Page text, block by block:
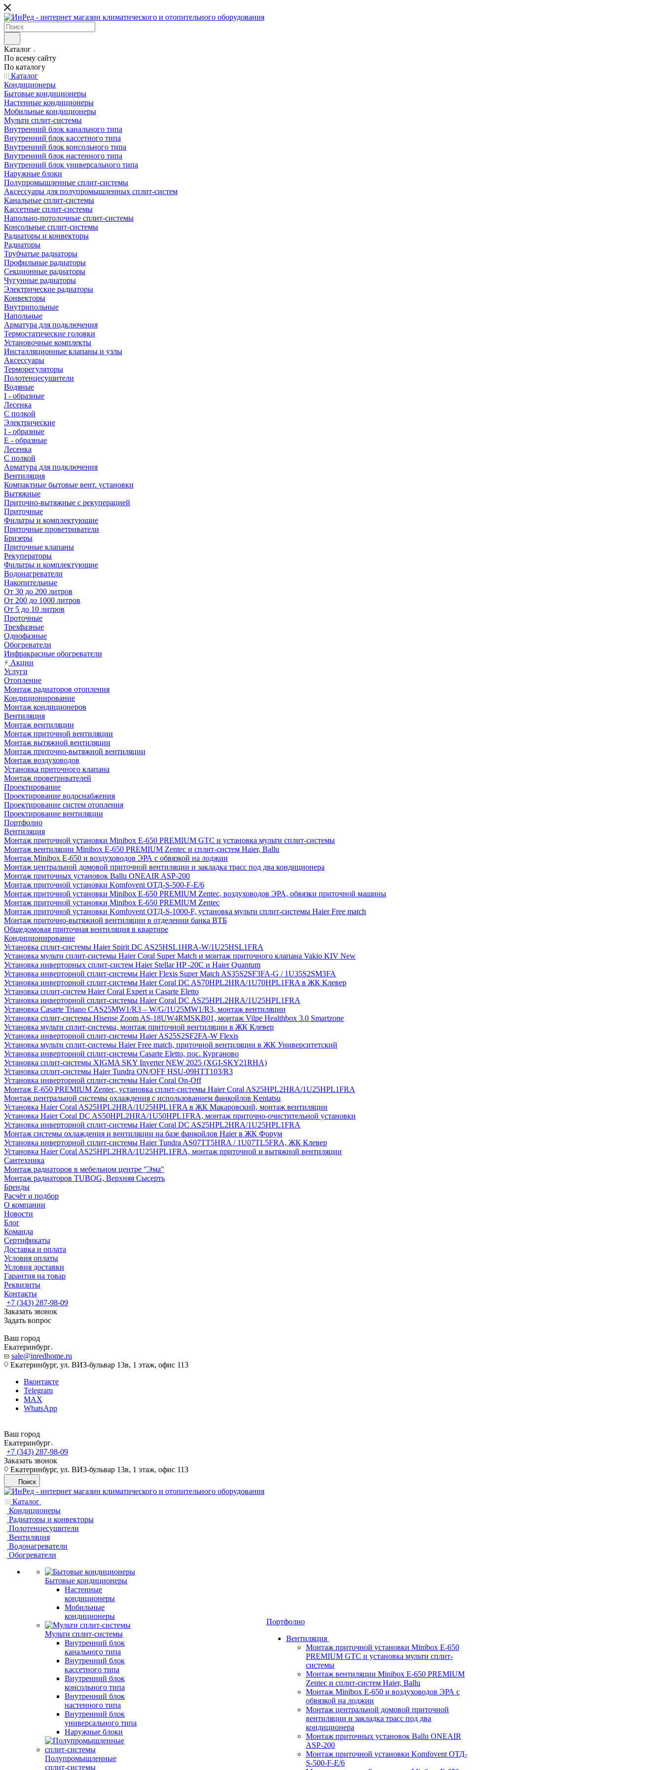
Каталог
По всему сайту
По каталогу
Каталог
Кондиционеры
Бытовые кондиционеры
Настенные кондиционеры
Мобильные кондиционеры
Мульти сплит-системы
Внутренний блок канального типа
Внутренний блок кассетного типа
Внутренний блок консольного типа
Внутренний блок настенного типа
Внутренний блок универсального типа
Наружные блоки
Полупромышленные сплит-системы
Аксессуары для полупромышленных сплит-систем
Канальные сплит-системы
Кассетные сплит-системы
Напольно-потолочные сплит-системы
Консольные сплит-системы
Радиаторы и конвекторы
Радиаторы
Трубчатые радиаторы
Профильные радиаторы
Секционные радиаторы
Чугунные радиаторы
Электрические радиаторы
Конвекторы
Внутрипольные
Напольные
Арматура для подключения
Термостатические головки
Установочные комплекты
Инсталляционные клапаны и узлы
Аксессуары
Терморегуляторы
Полотенцесушители
Водяные
I - образные
Лесенка
С полкой
Электрические
I - образные
E - образные
Лесенка
С полкой
Арматура для подключения
Вентиляция
Компактные бытовые вент. установки
Вытяжные
Приточно-вытяжные с рекуперацией
Приточные
Фильтры и комплектующие
Приточные проветриватели
Бризеры
Приточные клапаны
Рекуператоры
Фильтры и комплектующие
Водонагреватели
Накопительные
От 30 до 200 литров
От 200 до 1000 литров
От 5 до 10 литров
Проточные
Трехфазные
Однофазные
Обогреватели
Инфракрасные обогреватели
Акции
Услуги
Отопление
Монтаж радиаторов отопления
Кондиционирование
Монтаж кондиционеров
Вентиляция
Монтаж вентиляции
Монтаж приточной вентиляции
Монтаж вытяжной вентиляции
Монтаж приточно-вытяжной вентиляции
Монтаж воздуховодов
Установка приточного клапана
Монтаж проветривателей
Проектирование
Проектирование водоснабжения
Проектирование систем отопления
Проектирование вентиляции
Портфолио
Вентиляция
Монтаж приточной установки Minibox E-650 PREMIUM GTC и установка мульти сплит-системы
Монтаж вентиляции Minibox E-650 PREMIUM Zentec и сплит-систем Haier, Ballu
Монтаж Minibox E-650 и воздуховодов ЭРА с обвязкой на лоджии
Монтаж центральной домовой приточной вентиляции и закладка трасс под два кондиционера
Монтаж приточных установок Ballu ONEAIR ASP-200
Монтаж приточной установки Komfovent ОТД-S-500-F-E/6
Монтаж приточной установки Minibox E-650 PREMIUM Zentec, воздуховодов ЭРА, обвязки приточной машины
Монтаж приточной установки Minibox E-650 PREMIUM Zentec
Монтаж приточной установки Komfovent ОТД-S-1000-F, установка мульти сплит-системы Haier Free match
Монтаж приточно-вытяжной вентиляции в отделении банка ВТБ
Общедомовая приточная вентиляция в квартире
Кондиционирование
Установка сплит-системы Haier Spirit DC AS25HSL1HRA-W/1U25HSL1FRA
Установка мульти сплит-системы Haier Coral Super Match и монтаж приточного клапана Vakio KIV New
Установка инверторных сплит-систем Haier Stellar HP -20С и Haier Quantum
Установка инверторной сплит-системы Haier Flexis Super Match AS35S2SF3FA-G / 1U35S2SM3FA
Установка инверторной сплит-системы Haier Coral DC AS70HPL2HRA/1U70HPL1FRA в ЖК Клевер
Установка сплит-систем Haier Coral Expert и Casarte Eletto
Установка инверторной сплит-системы Haier Coral DC AS25HPL2HRA/1U25HPL1FRA
Установка Casarte Triano CAS25MW1/R3 – W/G/1U25MW1/R3, монтаж вентиляции
Установка сплит-системы Hisense Zoom AS-18UW4RMSKB01, монтаж Vilpe Healthbox 3.0 Smartzone
Установка мульти сплит-системы, монтаж приточной вентиляции в ЖК Клевер
Установка инверторной сплит-системы Haier AS25S2SF2FA-W Flexis
Установка мульти сплит-системы Haier Free match, приточной вентиляции в ЖК Университетский
Установка инверторной сплит-системы Casarte Eletto, пос. Курганово
Установка сплит-системы XIGMA SKY Inverter NEW 2025 (XGI-SKY21RHA)
Установка сплит-системы Haier Tundra ON/OFF HSU-09HTT103/R3
Установка инверторной сплит-системы Haier Coral On-Off
Монтаж E-650 PREMIUM Zentec, установка сплит-системы Haier Coral AS25HPL2HRA/1U25HPL1FRA
Монтаж центральной системы охлаждения с использованием фанкойлов Kentatsu
Установка Haier Coral AS25HPL2HRA/1U25HPL1FRA в ЖК Макаровский, монтаж вентиляции
Установка Haier Coral DC AS50HPL2HRA/1U50HPL1FRA, монтаж приточно-очистительной установки
Установка инверторной сплит-системы Haier Coral DC AS25HPL2HRA/1U25HPL1FRA
Монтаж системы охлаждения и вентиляции на базе фанкойлов Haier в ЖК Форум
Установка инверторной сплит-системы Haier Tundra AS07TT5HRA / 1U07TL5FRA, ЖК Клевер
Установка Haier Coral AS25HPL2HRA/1U25HPL1FRA, монтаж приточной и вытяжной вентиляции
Сантехника
Монтаж радиаторов в мебельном центре "Эма"
Монтаж радиаторов TUBOG, Верхняя Сысерть
Бренды
Расчёт и подбор
О компании
Новости
Блог
Команда
Сертификаты
Доставка и оплата
Условия оплаты
Условия доставки
Гарантия на товар
Реквизиты
Контакты
+7 (343) 287-98-09
Заказать звонок
Задать вопрос
Ваш город
Екатеринбург
sale@inredhome.ru
Екатеринбург, ул. ВИЗ-бульвар 13в, 1 этаж, офис 113
Вконтакте
Telegram
MAX
WhatsApp
Ваш город
Екатеринбург
+7 (343) 287-98-09
Заказать звонок
Екатеринбург, ул. ВИЗ-бульвар 13в, 1 этаж, офис 113
Поиск
Каталог
Кондиционеры
Радиаторы и конвекторы
Полотенцесушители
Вентиляция
Водонагреватели
Обогреватели
Бытовые кондиционеры
Настенные
кондиционеры
Мобильные
кондиционеры
Мульти сплит-системы
Внутренний блок
канального типа
Внутренний блок
кассетного типа
Внутренний блок
консольного типа
Внутренний блок
настенного типа
Внутренний блок
универсального типа
Наружные блоки
Полупромышленные
сплит-системы
Портфолио
Вентиляция
Монтаж приточной установки Minibox E-650
PREMIUM GTC и установка мульти сплит-
системы
Монтаж вентиляции Minibox E-650 PREMIUM
Zentec и сплит-систем Haier, Ballu
Монтаж Minibox E-650 и воздуховодов ЭРА с
обвязкой на лоджии
Монтаж центральной домовой приточной
вентиляции и закладка трасс под два
кондиционера
Монтаж приточных установок Ballu ONEAIR
ASP-200
Монтаж приточной установки Komfovent ОТД-
S-500-F-E/6